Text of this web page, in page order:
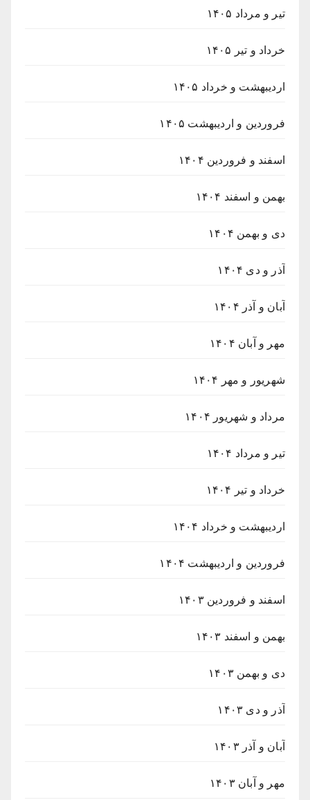
تیر و مرداد ۱۴۰۵
خرداد و تیر ۱۴۰۵
اردیبهشت و خرداد ۱۴۰۵
فروردین و اردیبهشت ۱۴۰۵
اسفند و فروردین ۱۴۰۴
بهمن و اسفند ۱۴۰۴
دی و بهمن ۱۴۰۴
آذر و دی ۱۴۰۴
آبان و آذر ۱۴۰۴
مهر و آبان ۱۴۰۴
شهریور و مهر ۱۴۰۴
مرداد و شهریور ۱۴۰۴
تیر و مرداد ۱۴۰۴
خرداد و تیر ۱۴۰۴
اردیبهشت و خرداد ۱۴۰۴
فروردین و اردیبهشت ۱۴۰۴
اسفند و فروردین ۱۴۰۳
بهمن و اسفند ۱۴۰۳
دی و بهمن ۱۴۰۳
آذر و دی ۱۴۰۳
آبان و آذر ۱۴۰۳
مهر و آبان ۱۴۰۳